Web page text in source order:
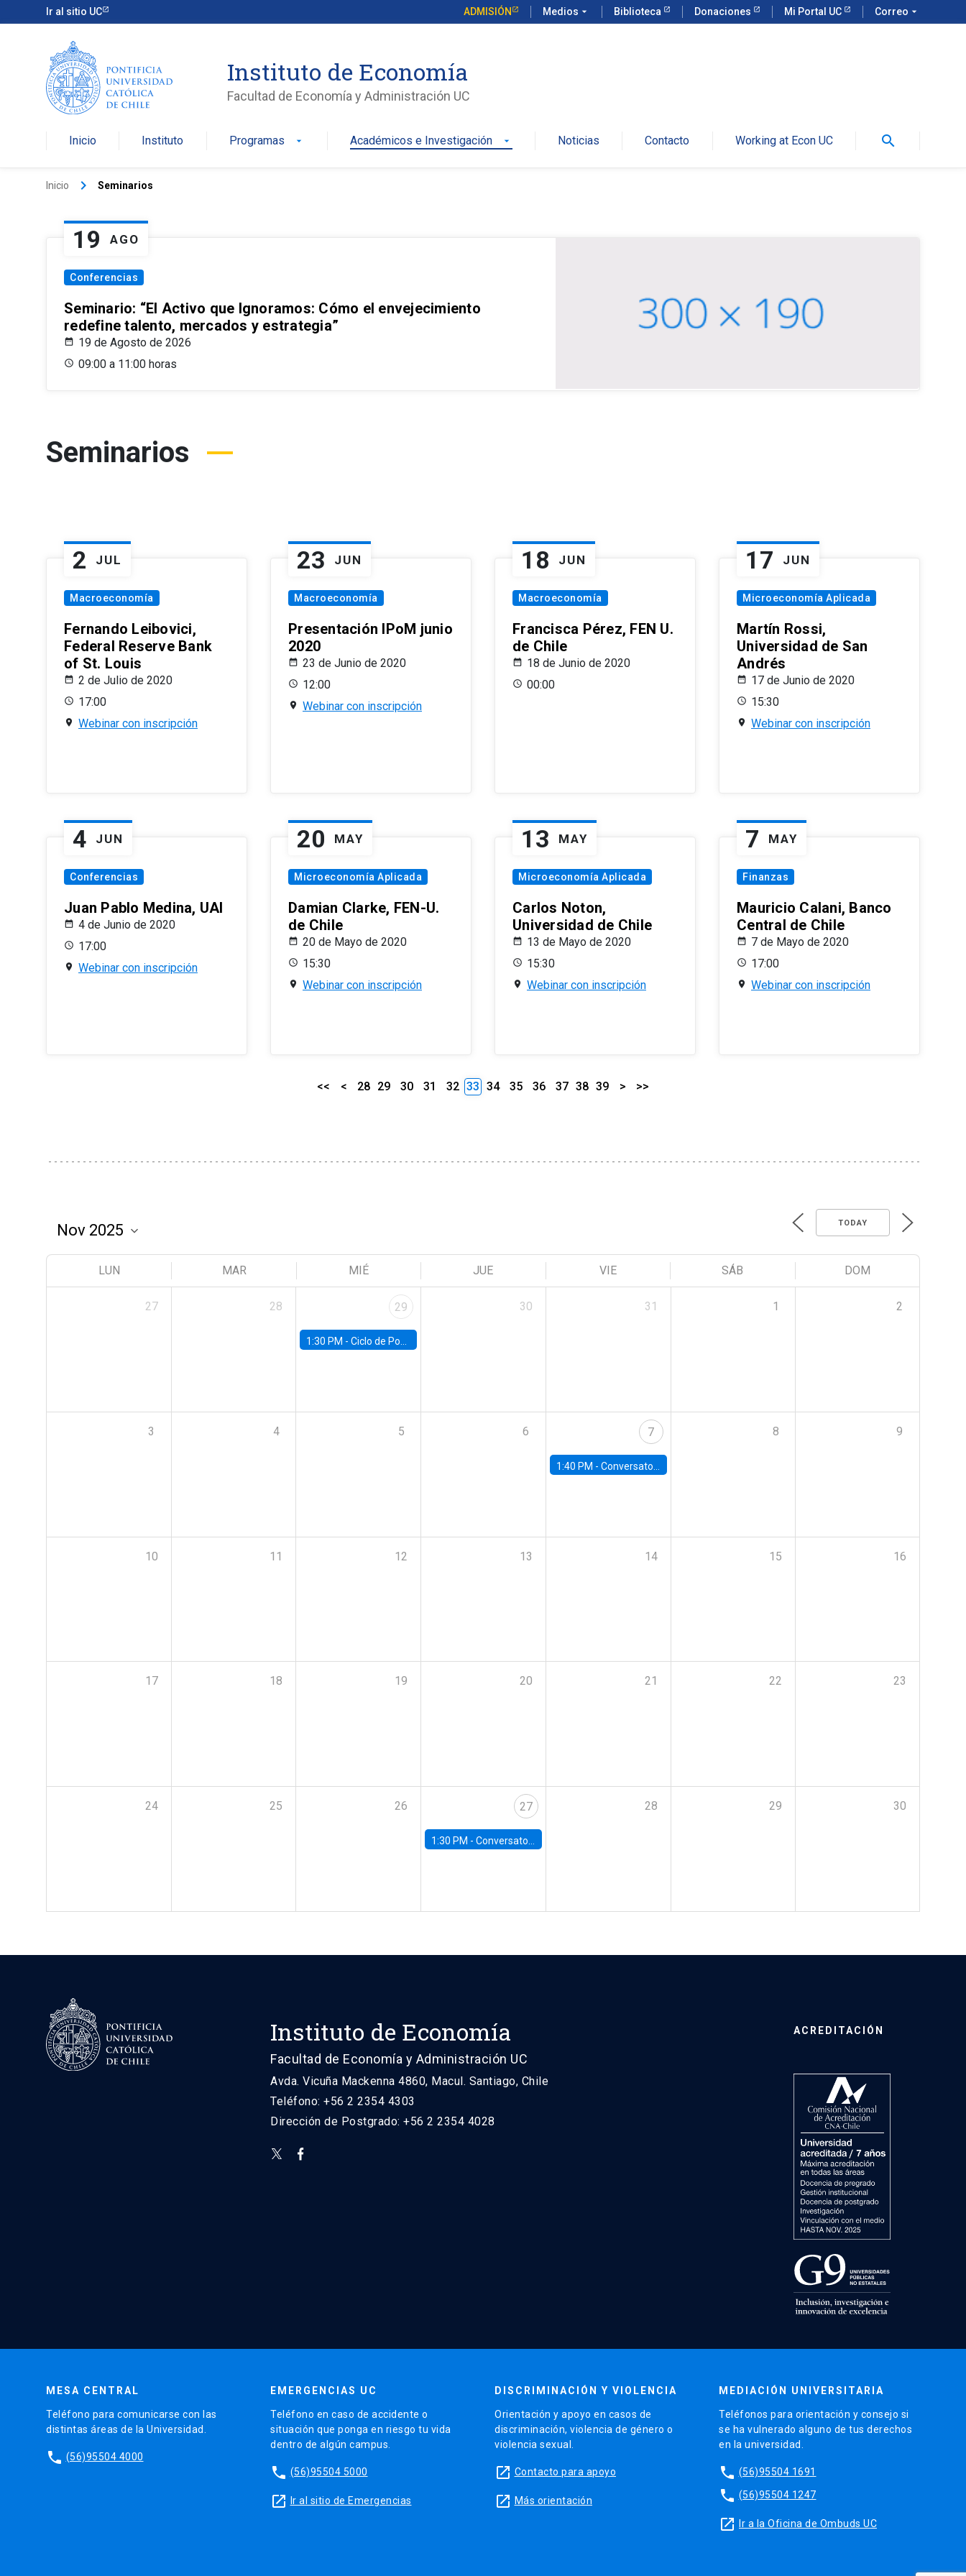
Ir al sitio UC ADMISIÓN Medios arrow_drop_down Biblioteca Donaciones Mi Portal UC Correo arrow_drop_down
Instituto de Economía
Facultad de Economía y Administración UC
Inicio Instituto Programas arrow_drop_down Académicos e Investigación arrow_drop_down Noticias Contacto Working at Econ UC search
Inicio keyboard_arrow_right Seminarios
19 AGO
Conferencias
Seminario: “El Activo que Ignoramos: Cómo el envejecimiento
redefine talento, mercados y estrategia”
19 de Agosto de 2026
09:00 a 11:00 horas
Seminarios
2 JUL
Macroeconomía
Fernando Leibovici,
Federal Reserve Bank
of St. Louis
2 de Julio de 2020
17:00
Webinar con inscripción
23 JUN
Macroeconomía
Presentación IPoM junio
2020
23 de Junio de 2020
12:00
Webinar con inscripción
18 JUN
Macroeconomía
Francisca Pérez, FEN U.
de Chile
18 de Junio de 2020
00:00
17 JUN
Microeconomía Aplicada
Martín Rossi,
Universidad de San
Andrés
17 de Junio de 2020
15:30
Webinar con inscripción
4 JUN
Conferencias
Juan Pablo Medina, UAI
4 de Junio de 2020
17:00
Webinar con inscripción
20 MAY
Microeconomía Aplicada
Damian Clarke, FEN-U.
de Chile
20 de Mayo de 2020
15:30
Webinar con inscripción
13 MAY
Microeconomía Aplicada
Carlos Noton,
Universidad de Chile
13 de Mayo de 2020
15:30
Webinar con inscripción
7 MAY
Finanzas
Mauricio Calani, Banco
Central de Chile
7 de Mayo de 2020
17:00
Webinar con inscripción
<< < 28 29 30 31 32 33 34 35 36 37 38 39 > >>
TODAY
LUN MAR MIÉ JUE VIE SÁB DOM
27 28 29
1:30 PM -Ciclo de Pobreza UC | Pobreza y Empleo: Perspectivas y propuestas desde la UC
30 31 1 2
3 4 5 6 7
1:40 PM - Conversatorio | Ciclo de Diálogos Fiscales: Informe semestral del Consejo Fiscal Autónomo
8 9
10 11 12 13 14 15 16
17 18 19 20 21 22 23
24 25 26 27
1:30 PM -Conversatorio: Panorama económico para el próximo Gobierno de Chile
28 29 30
Instituto de Economía
Facultad de Economía y Administración UC
Avda. Vicuña Mackenna 4860, Macul. Santiago, Chile
Teléfono: +56 2 2354 4303
Dirección de Postgrado: +56 2 2354 4028
ACREDITACIÓN
MESA CENTRAL
Teléfono para comunicarse con las
distintas áreas de la Universidad.
phone (56)95504 4000
EMERGENCIAS UC
Teléfono en caso de accidente o
situación que ponga en riesgo tu vida
dentro de algún campus.
phone (56)95504 5000
launch Ir al sitio de Emergencias
DISCRIMINACIÓN Y VIOLENCIA
Orientación y apoyo en casos de
discriminación, violencia de género o
violencia sexual.
launch Contacto para apoyo
launch Más orientación
MEDIACIÓN UNIVERSITARIA
Teléfonos para orientación y consejo si
se ha vulnerado alguno de tus derechos
en la universidad.
phone (56)95504 1691
phone (56)95504 1247
launch Ir a la Oficina de Ombuds UC